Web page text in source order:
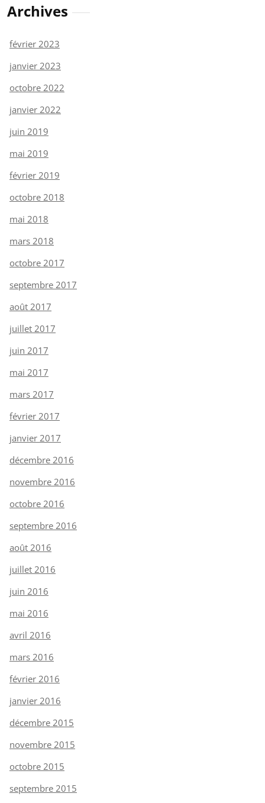
Archives
février 2023
janvier 2023
octobre 2022
janvier 2022
juin 2019
mai 2019
février 2019
octobre 2018
mai 2018
mars 2018
octobre 2017
septembre 2017
août 2017
juillet 2017
juin 2017
mai 2017
mars 2017
février 2017
janvier 2017
décembre 2016
novembre 2016
octobre 2016
septembre 2016
août 2016
juillet 2016
juin 2016
mai 2016
avril 2016
mars 2016
février 2016
janvier 2016
décembre 2015
novembre 2015
octobre 2015
septembre 2015